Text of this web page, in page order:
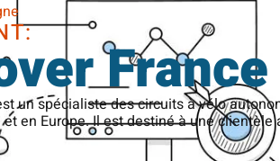
France
un spécialiste des circuits à vélo
et en Europe. Il est destiné à une